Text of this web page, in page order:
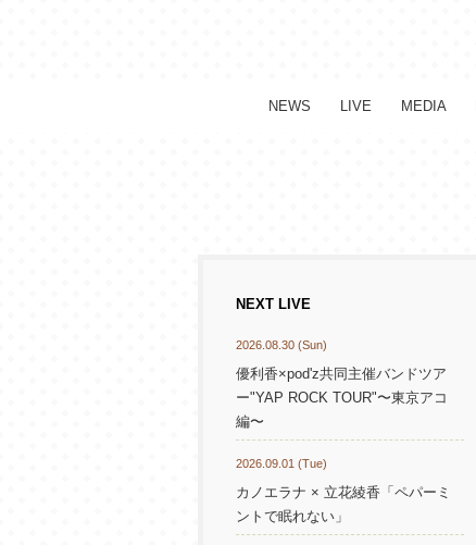
NEWS LIVE MEDIA
NEXT LIVE
2026.08.30 (Sun)
優利香×pod'z共同主催バンドツア
ー"YAP ROCK TOUR"〜東京アコ
編〜
2026.09.01 (Tue)
カノエラナ × 立花綾香「ペパーミ
ントで眠れない」